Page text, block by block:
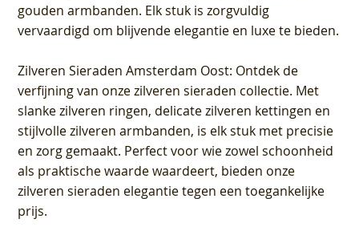
gouden armbanden. Elk stuk is zorgvuldig
vervaardigd om blijvende elegantie en luxe te bieden.
Zilveren Sieraden Amsterdam Oost: Ontdek de
verfijning van onze zilveren sieraden collectie. Met
slanke zilveren ringen, delicate zilveren kettingen en
stijlvolle zilveren armbanden, is elk stuk met precisie
en zorg gemaakt. Perfect voor wie zowel schoonheid
als praktische waarde waardeert, bieden onze
zilveren sieraden elegantie tegen een toegankelijke
prijs.